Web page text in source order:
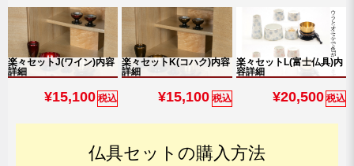
楽々セットJ(ワイン)内容
詳細
楽々セットK(コハク)内容
詳細
楽々セットL(富士仏具)内
容詳細
¥15,100 税込 ¥15,100 税込 ¥20,500 税込
仏具セットの購入方法